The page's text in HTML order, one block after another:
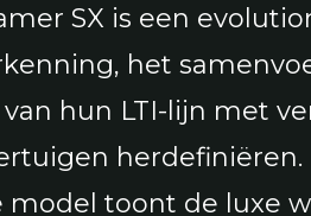
SX is een
het
hun LTI-lijn met
model toont de luxe